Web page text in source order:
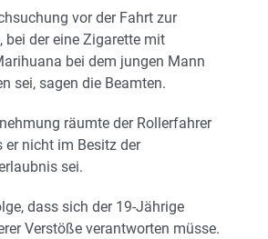
vor der Fahrt zur
bei der eine Zigarette mit
bei dem jungen Mann
sei, sagen die Beamten.
räumte der Rollerfahrer
er nicht im Besitz der
sei.
dass sich der 19-Jährige
Verstöße verantworten müsse.